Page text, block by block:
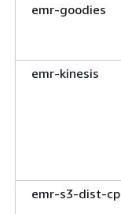
emr-goodies
emr-kinesis
emr-s3-dist-cp